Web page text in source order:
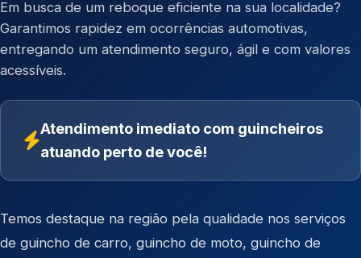
Em busca de um reboque eficiente na sua localidade?
Garantimos rapidez em ocorrências automotivas,
entregando um atendimento seguro, ágil e com valores
acessíveis.
Atendimento imediato com guincheiros
atuando perto de você!
Temos destaque na região pela qualidade nos serviços
de guincho de carro, guincho de moto, guincho de